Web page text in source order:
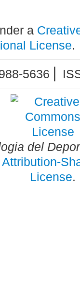
a
License.
5636 ⎜
del
License.